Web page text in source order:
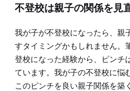
不登校は親子の関係を見
我が子が不登校になったら、親
すタイミングかもしれません。
登校になった経験から、ピンチ
ています。我が子の不登校に悩
このピンチを良い親子関係を築